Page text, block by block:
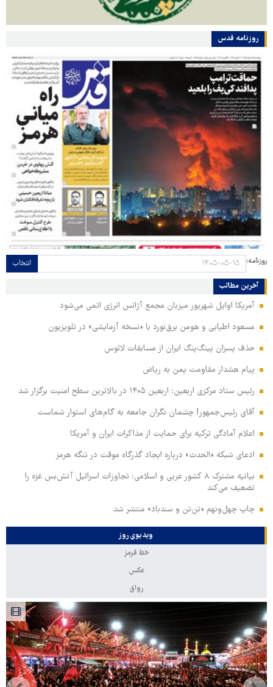
روزنامه قدس
روزنامه: انتخاب
آخرین مطالب
آمریکا اوایل شهریور میزبان مجمع آژانس انرژی اتمی می‌شود
مسعود اطیابی و هومن برق‌نورد با «نسخه آزمایشی» در تلویزیون
حذف پسران پینگ‌پنگ ایران از مسابقات لائوس
پیام هشدار مقاومت یمن به ریاض
رئیس ستاد مرکزی اربعین: اربعین ۱۴۰۵ در بالاترین سطح امنیت برگزار شد
آقای رئیس‌جمهور! چشمان نگران جامعه به گام‌های استوار شماست
اعلام آمادگی ترکیه برای حمایت از مذاکرات ایران و آمریکا
ادعای شبکه «الحدث» درباره ایجاد گذرگاه موقت در تنگه هرمز
بیانیه مشترک ۸ کشور عربی و اسلامی: تجاوزات اسرائیل آتش‌بس غزه را
تضعیف می‌کند
چاپ چهل‌ونهم «تن‌تن و سندباد» منتشر شد
ویدیوی روز
خط قرمز
عکس
رواق